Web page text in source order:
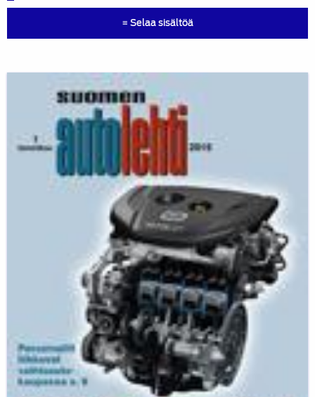
≡ Selaa sisältöä
Autolehti
ilmestyy
perjantaina